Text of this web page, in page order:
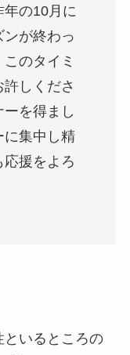
年の10月に
ンが終わっ
のタイミ
しくださ
を得まし
に集中し精
援をよろ
といるところの